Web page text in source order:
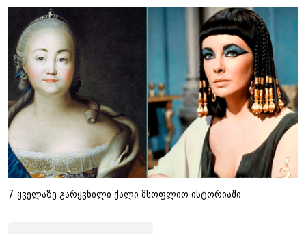
7 ყველაზე გარყვნილი ქალი მსოფლიო ისტორიაში